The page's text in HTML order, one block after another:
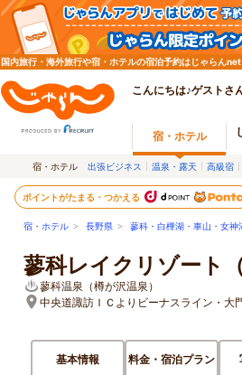
国内旅行・海外旅行や宿・ホテルの宿泊予約はじゃらん
こんにちは♪ゲストさ
宿・ホテル
宿・ホテル 出張ビジネス 温泉・露天 高級宿
ポイントがたまる・つかえる
宿・ホテル > 長野県 > 蓼科・白樺湖・車山・女神
蓼科レイクリゾート
蓼科温泉（樽が沢温泉）
中央道諏訪ＩＣよりビーナスライン・大
基本情報 料金・宿泊プラン